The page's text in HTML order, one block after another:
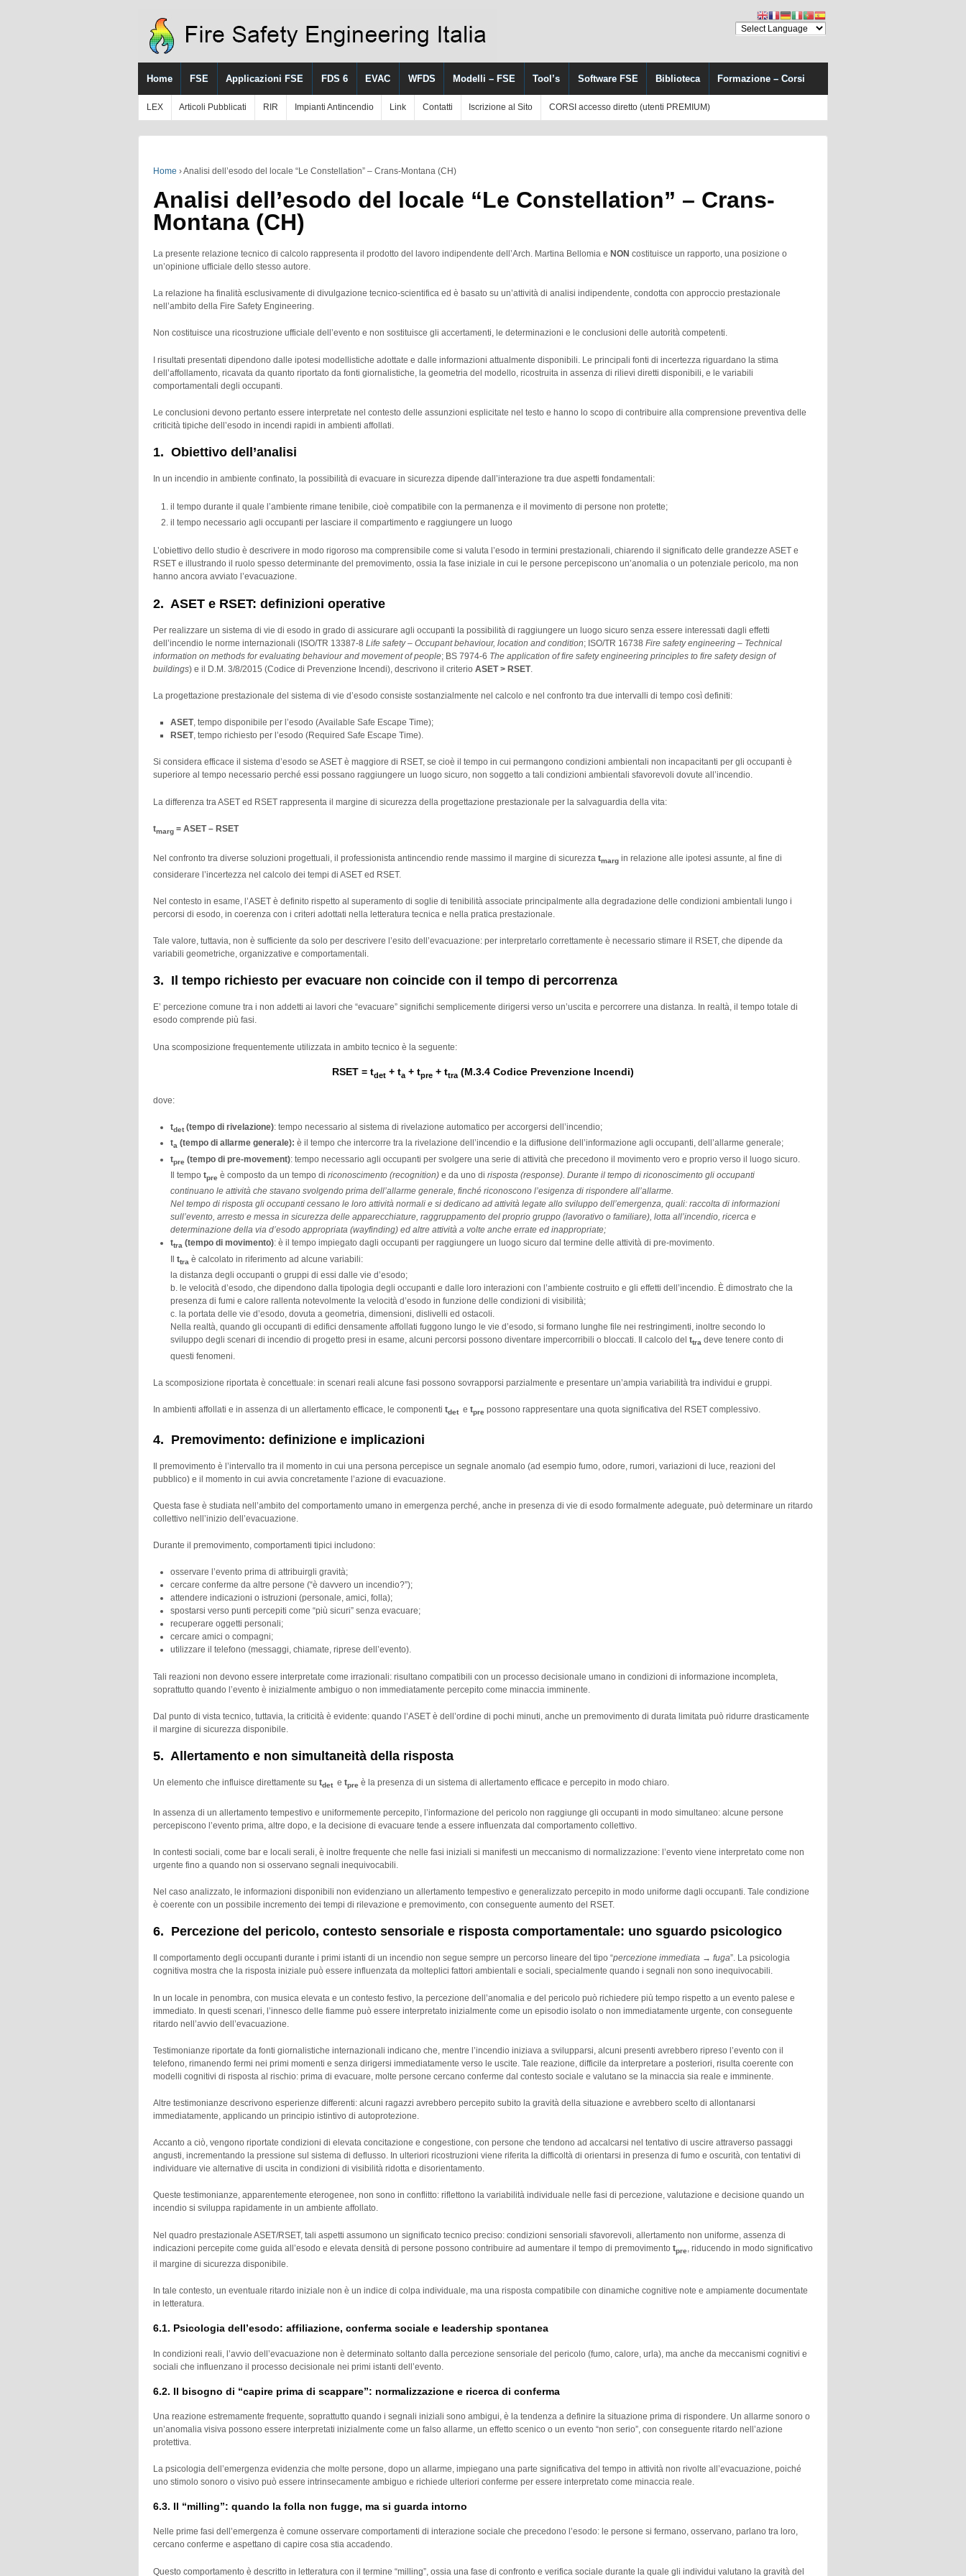
Home FSE Applicazioni FSE FDS 6 EVAC WFDS Modelli – FSE Tool’s Software FSE Biblioteca Formazione – Corsi
LEX Articoli Pubblicati RIR Impianti Antincendio Link Contatti Iscrizione al Sito CORSI accesso diretto (utenti PREMIUM)
Home ›Analisi dell’esodo del locale “Le Constellation” – Crans-Montana (CH)
Analisi dell’esodo del locale “Le Constellation” – Crans-
Montana (CH)
La presente relazione tecnico di calcolo rappresenta il prodotto del lavoro indipendente dell’Arch. Martina Bellomia e NON costituisce un rapporto, una posizione o
un’opinione ufficiale dello stesso autore.
La relazione ha finalità esclusivamente di divulgazione tecnico-scientifica ed è basato su un’attività di analisi indipendente, condotta con approccio prestazionale
nell’ambito della Fire Safety Engineering.
Non costituisce una ricostruzione ufficiale dell’evento e non sostituisce gli accertamenti, le determinazioni e le conclusioni delle autorità competenti.
I risultati presentati dipendono dalle ipotesi modellistiche adottate e dalle informazioni attualmente disponibili. Le principali fonti di incertezza riguardano la stima
dell’affollamento, ricavata da quanto riportato da fonti giornalistiche, la geometria del modello, ricostruita in assenza di rilievi diretti disponibili, e le variabili
comportamentali degli occupanti.
Le conclusioni devono pertanto essere interpretate nel contesto delle assunzioni esplicitate nel testo e hanno lo scopo di contribuire alla comprensione preventiva delle
criticità tipiche dell’esodo in incendi rapidi in ambienti affollati.
1. Obiettivo dell’analisi
In un incendio in ambiente confinato, la possibilità di evacuare in sicurezza dipende dall’interazione tra due aspetti fondamentali:
il tempo durante il quale l’ambiente rimane tenibile, cioè compatibile con la permanenza e il movimento di persone non protette;
il tempo necessario agli occupanti per lasciare il compartimento e raggiungere un luogo
L’obiettivo dello studio è descrivere in modo rigoroso ma comprensibile come si valuta l’esodo in termini prestazionali, chiarendo il significato delle grandezze ASET e
RSET e illustrando il ruolo spesso determinante del premovimento, ossia la fase iniziale in cui le persone percepiscono un’anomalia o un potenziale pericolo, ma non
hanno ancora avviato l’evacuazione.
2. ASET e RSET: definizioni operative
Per realizzare un sistema di vie di esodo in grado di assicurare agli occupanti la possibilità di raggiungere un luogo sicuro senza essere interessati dagli effetti
dell’incendio le norme internazionali (ISO/TR 13387-8 Life safety – Occupant behaviour, location and condition; ISO/TR 16738 Fire safety engineering – Technical
information on methods for evaluating behaviour and movement of people; BS 7974-6 The application of fire safety engineering principles to fire safety design of
buildings) e il D.M. 3/8/2015 (Codice di Prevenzione Incendi), descrivono il criterio ASET > RSET.
La progettazione prestazionale del sistema di vie d’esodo consiste sostanzialmente nel calcolo e nel confronto tra due intervalli di tempo così definiti:
ASET, tempo disponibile per l’esodo (Available Safe Escape Time);
RSET, tempo richiesto per l’esodo (Required Safe Escape Time).
Si considera efficace il sistema d’esodo se ASET è maggiore di RSET, se cioè il tempo in cui permangono condizioni ambientali non incapacitanti per gli occupanti è
superiore al tempo necessario perché essi possano raggiungere un luogo sicuro, non soggetto a tali condizioni ambientali sfavorevoli dovute all’incendio.
La differenza tra ASET ed RSET rappresenta il margine di sicurezza della progettazione prestazionale per la salvaguardia della vita:
tmarg = ASET – RSET
Nel confronto tra diverse soluzioni progettuali, il professionista antincendio rende massimo il margine di sicurezza tmarg in relazione alle ipotesi assunte, al fine di
considerare l’incertezza nel calcolo dei tempi di ASET ed RSET.
Nel contesto in esame, l’ASET è definito rispetto al superamento di soglie di tenibilità associate principalmente alla degradazione delle condizioni ambientali lungo i
percorsi di esodo, in coerenza con i criteri adottati nella letteratura tecnica e nella pratica prestazionale.
Tale valore, tuttavia, non è sufficiente da solo per descrivere l’esito dell’evacuazione: per interpretarlo correttamente è necessario stimare il RSET, che dipende da
variabili geometriche, organizzative e comportamentali.
3. Il tempo richiesto per evacuare non coincide con il tempo di percorrenza
E’ percezione comune tra i non addetti ai lavori che “evacuare” significhi semplicemente dirigersi verso un’uscita e percorrere una distanza. In realtà, il tempo totale di
esodo comprende più fasi.
Una scomposizione frequentemente utilizzata in ambito tecnico è la seguente:
RSET = tdet + ta + tpre + ttra (M.3.4 Codice Prevenzione Incendi)
dove:
tdet (tempo di rivelazione): tempo necessario al sistema di rivelazione automatico per accorgersi dell’incendio;
ta (tempo di allarme generale): è il tempo che intercorre tra la rivelazione dell’incendio e la diffusione dell’informazione agli occupanti, dell’allarme generale;
tpre (tempo di pre-movement): tempo necessario agli occupanti per svolgere una serie di attività che precedono il movimento vero e proprio verso il luogo sicuro.
Il tempo tpre è composto da un tempo di riconoscimento (recognition) e da uno di risposta (response). Durante il tempo di riconoscimento gli occupanti
continuano le attività che stavano svolgendo prima dell’allarme generale, finché riconoscono l’esigenza di rispondere all’allarme.
Nel tempo di risposta gli occupanti cessano le loro attività normali e si dedicano ad attività legate allo sviluppo dell’emergenza, quali: raccolta di informazioni
sull’evento, arresto e messa in sicurezza delle apparecchiature, raggruppamento del proprio gruppo (lavorativo o familiare), lotta all’incendio, ricerca e
determinazione della via d’esodo appropriata (wayfinding) ed altre attività a volte anche errate ed inappropriate;
ttra (tempo di movimento): è il tempo impiegato dagli occupanti per raggiungere un luogo sicuro dal termine delle attività di pre-movimento.
Il ttra è calcolato in riferimento ad alcune variabili:
la distanza degli occupanti o gruppi di essi dalle vie d’esodo;
b. le velocità d’esodo, che dipendono dalla tipologia degli occupanti e dalle loro interazioni con l’ambiente costruito e gli effetti dell’incendio. È dimostrato che la
presenza di fumi e calore rallenta notevolmente la velocità d’esodo in funzione delle condizioni di visibilità;
c. la portata delle vie d’esodo, dovuta a geometria, dimensioni, dislivelli ed ostacoli.
Nella realtà, quando gli occupanti di edifici densamente affollati fuggono lungo le vie d’esodo, si formano lunghe file nei restringimenti, inoltre secondo lo
sviluppo degli scenari di incendio di progetto presi in esame, alcuni percorsi possono diventare impercorribili o bloccati. Il calcolo del ttra deve tenere conto di
questi fenomeni.
La scomposizione riportata è concettuale: in scenari reali alcune fasi possono sovrapporsi parzialmente e presentare un’ampia variabilità tra individui e gruppi.
In ambienti affollati e in assenza di un allertamento efficace, le componenti tdet e tpre possono rappresentare una quota significativa del RSET complessivo.
4. Premovimento: definizione e implicazioni
Il premovimento è l’intervallo tra il momento in cui una persona percepisce un segnale anomalo (ad esempio fumo, odore, rumori, variazioni di luce, reazioni del
pubblico) e il momento in cui avvia concretamente l’azione di evacuazione.
Questa fase è studiata nell’ambito del comportamento umano in emergenza perché, anche in presenza di vie di esodo formalmente adeguate, può determinare un ritardo
collettivo nell’inizio dell’evacuazione.
Durante il premovimento, comportamenti tipici includono:
osservare l’evento prima di attribuirgli gravità;
cercare conferme da altre persone (“è davvero un incendio?”);
attendere indicazioni o istruzioni (personale, amici, folla);
spostarsi verso punti percepiti come “più sicuri” senza evacuare;
recuperare oggetti personali;
cercare amici o compagni;
utilizzare il telefono (messaggi, chiamate, riprese dell’evento).
Tali reazioni non devono essere interpretate come irrazionali: risultano compatibili con un processo decisionale umano in condizioni di informazione incompleta,
soprattutto quando l’evento è inizialmente ambiguo o non immediatamente percepito come minaccia imminente.
Dal punto di vista tecnico, tuttavia, la criticità è evidente: quando l’ASET è dell’ordine di pochi minuti, anche un premovimento di durata limitata può ridurre drasticamente
il margine di sicurezza disponibile.
5. Allertamento e non simultaneità della risposta
Un elemento che influisce direttamente su tdet e tpre è la presenza di un sistema di allertamento efficace e percepito in modo chiaro.
In assenza di un allertamento tempestivo e uniformemente percepito, l’informazione del pericolo non raggiunge gli occupanti in modo simultaneo: alcune persone
percepiscono l’evento prima, altre dopo, e la decisione di evacuare tende a essere influenzata dal comportamento collettivo.
In contesti sociali, come bar e locali serali, è inoltre frequente che nelle fasi iniziali si manifesti un meccanismo di normalizzazione: l’evento viene interpretato come non
urgente fino a quando non si osservano segnali inequivocabili.
Nel caso analizzato, le informazioni disponibili non evidenziano un allertamento tempestivo e generalizzato percepito in modo uniforme dagli occupanti. Tale condizione
è coerente con un possibile incremento dei tempi di rilevazione e premovimento, con conseguente aumento del RSET.
6. Percezione del pericolo, contesto sensoriale e risposta comportamentale: uno sguardo psicologico
Il comportamento degli occupanti durante i primi istanti di un incendio non segue sempre un percorso lineare del tipo “percezione immediata → fuga”. La psicologia
cognitiva mostra che la risposta iniziale può essere influenzata da molteplici fattori ambientali e sociali, specialmente quando i segnali non sono inequivocabili.
In un locale in penombra, con musica elevata e un contesto festivo, la percezione dell’anomalia e del pericolo può richiedere più tempo rispetto a un evento palese e
immediato. In questi scenari, l’innesco delle fiamme può essere interpretato inizialmente come un episodio isolato o non immediatamente urgente, con conseguente
ritardo nell’avvio dell’evacuazione.
Testimonianze riportate da fonti giornalistiche internazionali indicano che, mentre l’incendio iniziava a svilupparsi, alcuni presenti avrebbero ripreso l’evento con il
telefono, rimanendo fermi nei primi momenti e senza dirigersi immediatamente verso le uscite. Tale reazione, difficile da interpretare a posteriori, risulta coerente con
modelli cognitivi di risposta al rischio: prima di evacuare, molte persone cercano conferme dal contesto sociale e valutano se la minaccia sia reale e imminente.
Altre testimonianze descrivono esperienze differenti: alcuni ragazzi avrebbero percepito subito la gravità della situazione e avrebbero scelto di allontanarsi
immediatamente, applicando un principio istintivo di autoprotezione.
Accanto a ciò, vengono riportate condizioni di elevata concitazione e congestione, con persone che tendono ad accalcarsi nel tentativo di uscire attraverso passaggi
angusti, incrementando la pressione sul sistema di deflusso. In ulteriori ricostruzioni viene riferita la difficoltà di orientarsi in presenza di fumo e oscurità, con tentativi di
individuare vie alternative di uscita in condizioni di visibilità ridotta e disorientamento.
Queste testimonianze, apparentemente eterogenee, non sono in conflitto: riflettono la variabilità individuale nelle fasi di percezione, valutazione e decisione quando un
incendio si sviluppa rapidamente in un ambiente affollato.
Nel quadro prestazionale ASET/RSET, tali aspetti assumono un significato tecnico preciso: condizioni sensoriali sfavorevoli, allertamento non uniforme, assenza di
indicazioni percepite come guida all’esodo e elevata densità di persone possono contribuire ad aumentare il tempo di premovimento tpre , riducendo in modo significativo
il margine di sicurezza disponibile.
In tale contesto, un eventuale ritardo iniziale non è un indice di colpa individuale, ma una risposta compatibile con dinamiche cognitive note e ampiamente documentate
in letteratura.
6.1. Psicologia dell’esodo: affiliazione, conferma sociale e leadership spontanea
In condizioni reali, l’avvio dell’evacuazione non è determinato soltanto dalla percezione sensoriale del pericolo (fumo, calore, urla), ma anche da meccanismi cognitivi e
sociali che influenzano il processo decisionale nei primi istanti dell’evento.
6.2. Il bisogno di “capire prima di scappare”: normalizzazione e ricerca di conferma
Una reazione estremamente frequente, soprattutto quando i segnali iniziali sono ambigui, è la tendenza a definire la situazione prima di rispondere. Un allarme sonoro o
un’anomalia visiva possono essere interpretati inizialmente come un falso allarme, un effetto scenico o un evento “non serio”, con conseguente ritardo nell’azione
protettiva.
La psicologia dell’emergenza evidenzia che molte persone, dopo un allarme, impiegano una parte significativa del tempo in attività non rivolte all’evacuazione, poiché
uno stimolo sonoro o visivo può essere intrinsecamente ambiguo e richiede ulteriori conferme per essere interpretato come minaccia reale.
6.3. Il “milling”: quando la folla non fugge, ma si guarda intorno
Nelle prime fasi dell’emergenza è comune osservare comportamenti di interazione sociale che precedono l’esodo: le persone si fermano, osservano, parlano tra loro,
cercano conferme e aspettano di capire cosa stia accadendo.
Questo comportamento è descritto in letteratura con il termine “milling”, ossia una fase di confronto e verifica sociale durante la quale gli individui valutano la gravità del